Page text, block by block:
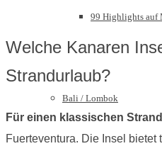
99 Highlights auf
Bali / Lombok
Welche Kanaren
Strandurlaub?
Für einen klassischen
Fuerteventura. Die Insel bietet